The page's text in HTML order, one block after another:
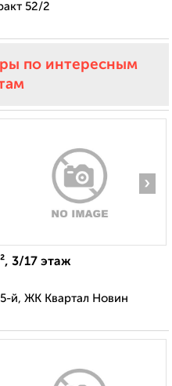
52/2
по интересным
›
3/17 этаж
й, ЖК Квартал Новин